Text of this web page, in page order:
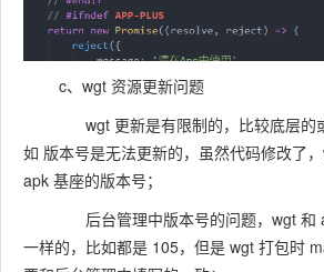
c、wgt 资源更新问题
wgt 更新是有限制的，比较底层的或
如 版本号是无法更新的，虽然代码修改了
apk 基座的版本号；
后台管理中版本号的问题，wgt 和
一样的，比如都是 105，但是 wgt 打包时